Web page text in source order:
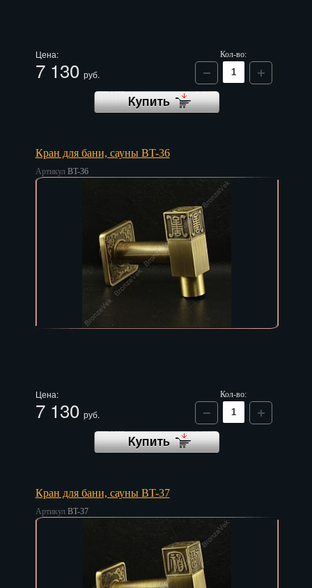
Цена:
7 130 руб.
Кол-во:
Кран для бани, сауны BT-36
Артикул BT-36
Цена:
7 130 руб.
Кол-во:
Кран для бани, сауны BT-37
Артикул BT-37